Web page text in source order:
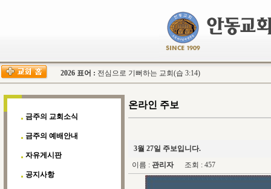
2026 표어 : 전심으로 기뻐하는 교회(습 3:14)
금주의 교회소식
금주의 예배안내
자유게시판
공지사항
온라인 주보
3월 27일 주보입니다.
이름 : 관리자조회 : 457